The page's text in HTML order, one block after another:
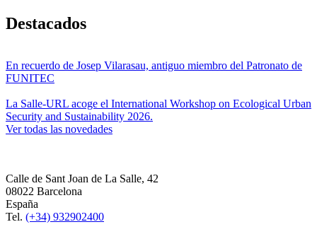
Destacados
En recuerdo de Josep Vilarasau, antiguo miembro del Patronato de
FUNITEC
La Salle-URL acoge el International Workshop on Ecological Urban
Security and Sustainability 2026.
Ver todas las novedades
Calle de Sant Joan de La Salle, 42
08022 Barcelona
España
Tel. (+34) 932902400